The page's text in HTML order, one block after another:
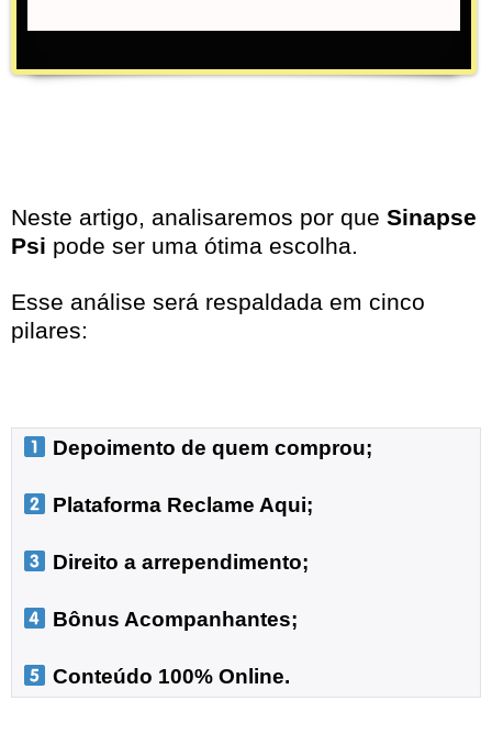
Neste artigo, analisaremos por que Sinapse
Psi pode ser uma ótima escolha.
Esse análise será respaldada em cinco
pilares:
Depoimento de quem comprou;
Plataforma Reclame Aqui;
Direito a arrependimento;
Bônus Acompanhantes;
Conteúdo 100% Online.